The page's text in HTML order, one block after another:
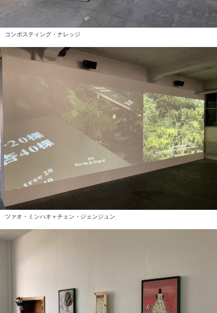
コンポスティング・ナレッジ
ツァオ・ミンハオ＋チェン・ジェンジュン